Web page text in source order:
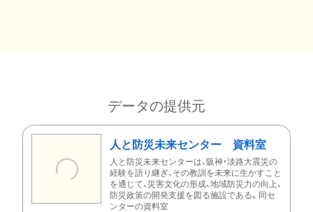
データの提供元
人と防災未来センター 資料室
人と防災未来センターは、阪神・淡路大震災の
経験を語り継ぎ、その教訓を未来に生かすこと
を通じて、災害文化の形成、地域防災力の向上、
防災政策の開発支援を図る施設である。同セ
ンターの資料室